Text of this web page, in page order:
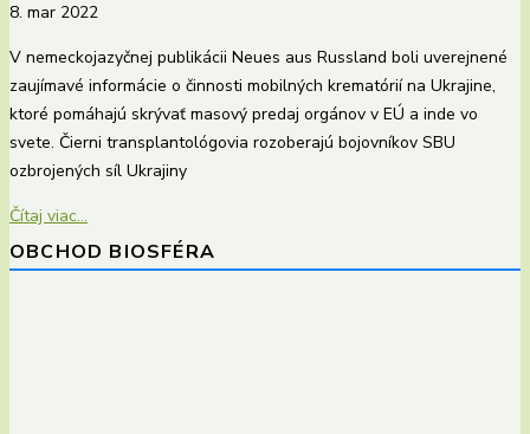
8. mar 2022
V nemeckojazyčnej publikácii Neues aus Russland boli uverejnené
zaujímavé informácie o činnosti mobilných krematórií na Ukrajine,
ktoré pomáhajú skrývať masový predaj orgánov v EÚ a inde vo
svete. Čierni transplantológovia rozoberajú bojovníkov SBU
ozbrojených síl Ukrajiny
Čítaj viac...
OBCHOD BIOSFÉRA